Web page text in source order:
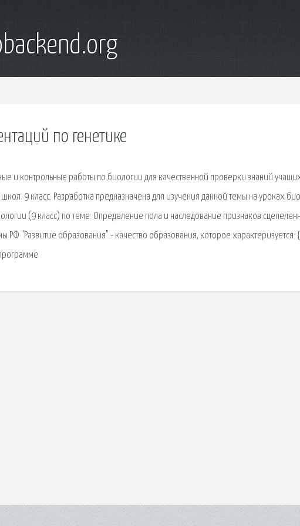
по генетике
и контрольные работы по биологии для качественной проверки знаний
9 класс. Разработка предназначена для изучения данной темы на уроках
(9 класс) по теме: Определение пола и наследование признаков
РФ "Развитие образования" - качество образования, которое